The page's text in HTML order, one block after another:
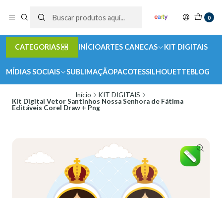
0
CATEGORIAS INÍCIOARTES CANECAS KIT DIGITAIS
MÍDIAS SOCIAIS SUBLIMAÇÃOPACOTESSILHOUETTEBLOG
Início
KIT DIGITAIS
Kit Digital Vetor Santinhos Nossa Senhora de Fátima
Editáveis Corel Draw + Png